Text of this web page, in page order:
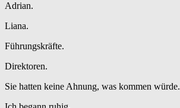
Adrian.
Liana.
Führungskräfte.
Direktoren.
Sie hatten keine Ahnung, was kommen würde.